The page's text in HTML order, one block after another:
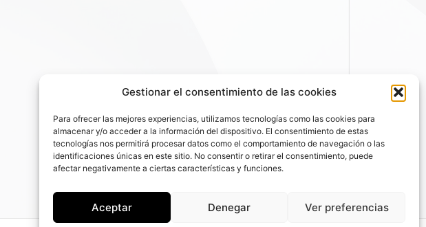
Gestionar el consentimiento de las cookies
Para ofrecer las mejores experiencias, utilizamos tecnologías como las cookies para
almacenar y/o acceder a la información del dispositivo. El consentimiento de estas
tecnologías nos permitirá procesar datos como el comportamiento de navegación o las
identificaciones únicas en este sitio. No consentir o retirar el consentimiento, puede
afectar negativamente a ciertas características y funciones.
Aceptar Denegar Ver preferencias